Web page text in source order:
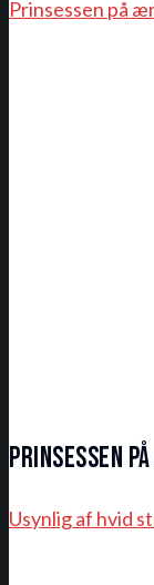
Prinsessen på
Prinsessen
Usynlig af hvid